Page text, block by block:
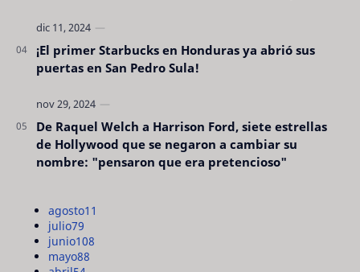
¡El primer Starbucks en Honduras ya abrió sus
puertas en San Pedro Sula!
De Raquel Welch a Harrison Ford, siete estrellas
de Hollywood que se negaron a cambiar su
nombre: "pensaron que era pretencioso"
agosto11
julio79
junio108
mayo88